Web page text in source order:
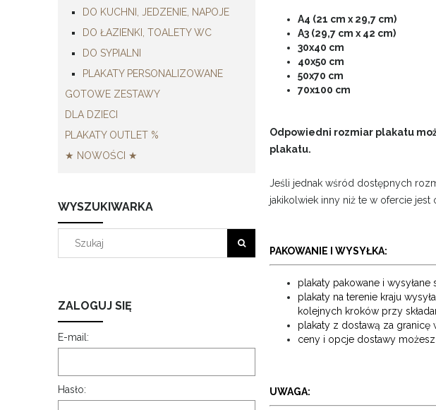
DO KUCHNI, JEDZENIE, NAPOJE
DO ŁAZIENKI, TOALETY WC
DO SYPIALNI
PLAKATY PERSONALIZOWANE
GOTOWE ZESTAWY
DLA DZIECI
PLAKATY OUTLET %
★ NOWOŚCI ★
WYSZUKIWARKA
ZALOGUJ SIĘ
E-mail:
Hasło:
A4 (21 cm x 29,7 cm)
A3 (29,7 cm x 42 cm)
30x40 cm
40x50 cm
50x70 cm
70x100 cm
Odpowiedni rozmiar plakatu
plakatu.
Jeśli jednak wśród dostępnych
jakikolwiek inny niż te w ofercie jest
PAKOWANIE I WYSYŁKA:
plakaty pakowane i
plakaty na terenie kraju
kolejnych kroków przy
plakaty z dostawą za granicę
ceny i opcje dostawy
UWAGA: